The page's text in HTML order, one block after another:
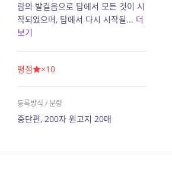
람의 발걸음으로 탑에서 모든 것이 시
작되었으며, 탑에서 다시 시작될... 더
보기
평점 ×10
등록방식 / 분량
중단편, 200자 원고지 20매